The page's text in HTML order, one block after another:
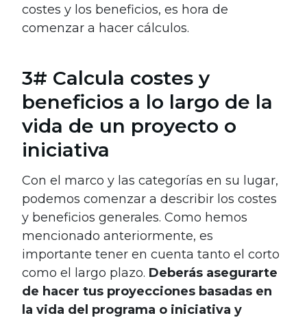
costes y los beneficios, es hora de
comenzar a hacer cálculos.
3# Calcula costes y
beneficios a lo largo de la
vida de un proyecto o
iniciativa
Con el marco y las categorías en su lugar,
podemos comenzar a describir los costes
y beneficios generales. Como hemos
mencionado anteriormente, es
importante tener en cuenta tanto el corto
como el largo plazo. Deberás asegurarte
de hacer tus proyecciones basadas en
la vida del programa o iniciativa y